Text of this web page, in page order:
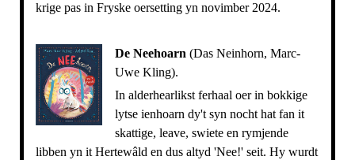
krige pas in Fryske oersetting yn novimber 2024.
De Neehoarn (Das Neinhorn, Marc-
Uwe Kling).
In alderhearlikst ferhaal oer in bokkige
lytse ienhoarn dy't syn nocht hat fan it
skattige, leave, swiete en rymjende
libben yn it Hertewâld en dus altyd 'Nee!' seit. Hy wurdt